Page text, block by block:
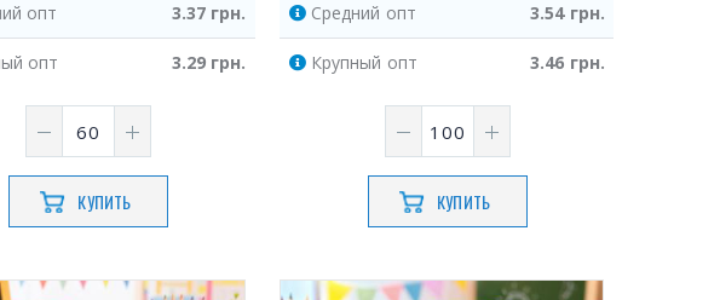
опт 3.37грн.
опт 3.29грн.
КУПИТЬ
Средний опт 3.54грн.
Крупный опт 3.46 грн.
КУПИТЬ